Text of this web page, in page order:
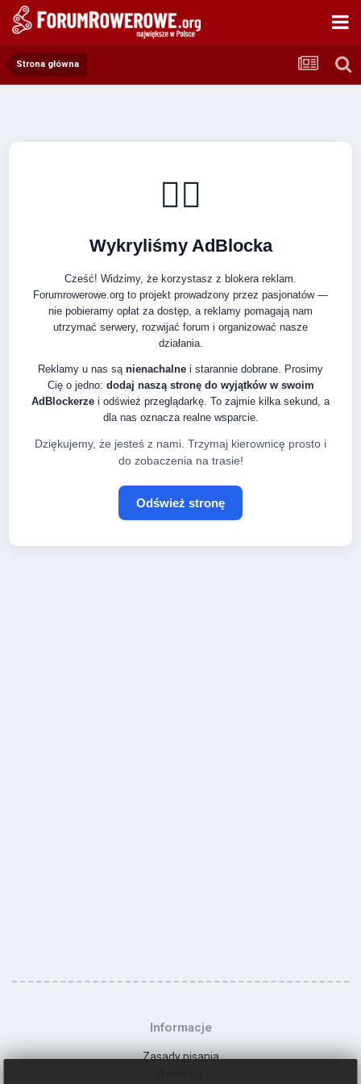
Strona główna
🚴‍♂️
Wykryliśmy AdBlocka
Cześć! Widzimy, że korzystasz z blokera reklam.
Forumrowerowe.org to projekt prowadzony przez pasjonatów —
nie pobieramy opłat za dostęp, a reklamy pomagają nam
utrzymać serwery, rozwijać forum i organizować nasze
działania.
Reklamy u nas są nienachalne i starannie dobrane. Prosimy
Cię o jedno: dodaj naszą stronę do wyjątków w swoim
AdBlockerze i odśwież przeglądarkę. To zajmie kilka sekund, a
dla nas oznacza realne wsparcie.
Dziękujemy, że jesteś z nami. Trzymaj kierownicę prosto i
do zobaczenia na trasie!
Odśwież stronę
Informacje
Zasady pisania